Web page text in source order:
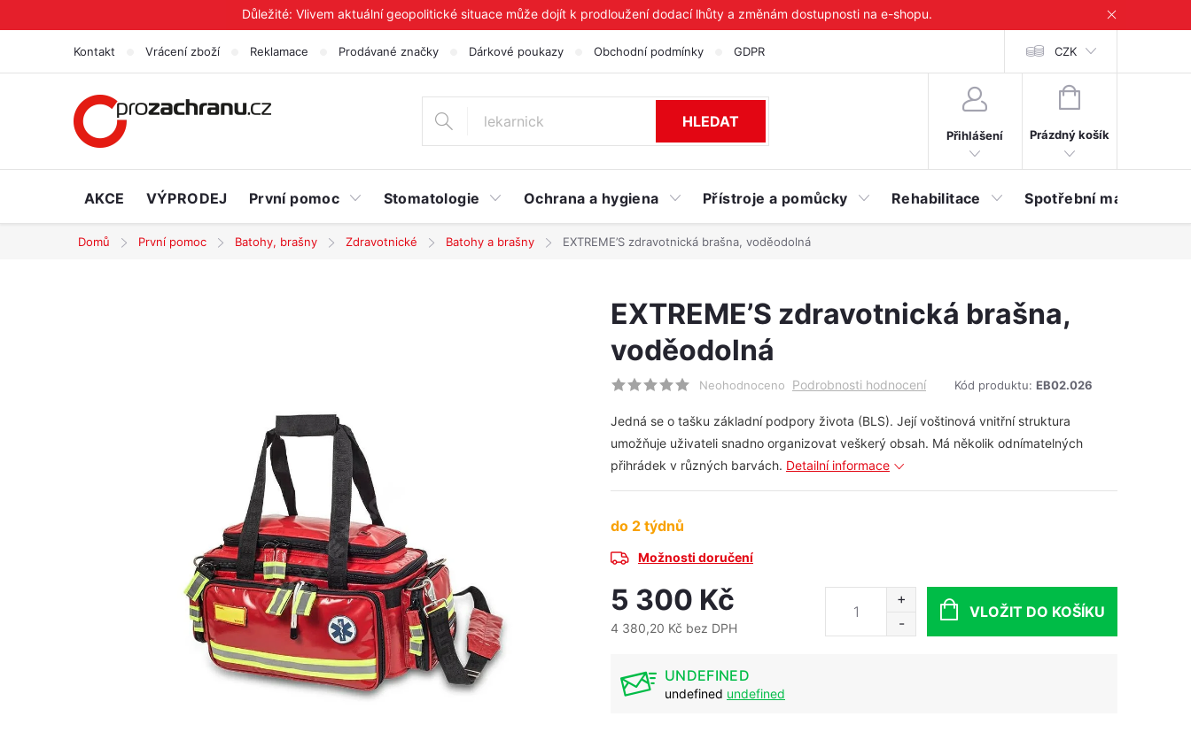
Důležité: Vlivem aktuální geopolitické situace může dojít k prodloužení dodací lhůty a změnám dostupnosti na e-shopu.
Kontakt Vrácení zboží Reklamace Prodávané značky Dárkové poukazy Obchodní podmínky GDPR CZK
HLEDAT
Přihlášení
NÁKUPNÍ
Prázdný košík
AKCE VÝPRODEJ První pomoc Stomatologie Ochrana a hygiena Přístroje a pomůcky Rehabilitace Spotřební materiál
Domů První pomoc Batohy, brašny Zdravotnické Batohy a brašny EXTREME’S zdravotnická brašna, voděodolná
EXTREME’S zdravotnická brašna,
voděodolná
Neohodnoceno Podrobnosti hodnocení Kód produktu: EB02.026
Jedná se o tašku základní podpory života (BLS). Její voštinová vnitřní struktura
umožňuje uživateli snadno organizovat veškerý obsah. Má několik odnímatelných
přihrádek v různých barvách. Detailní informace
do 2 týdnů
Možnosti doručení
5 300 Kč
4 380,20 Kč bez DPH
VLOŽIT DO KOŠÍKU
UNDEFINED
undefined undefined